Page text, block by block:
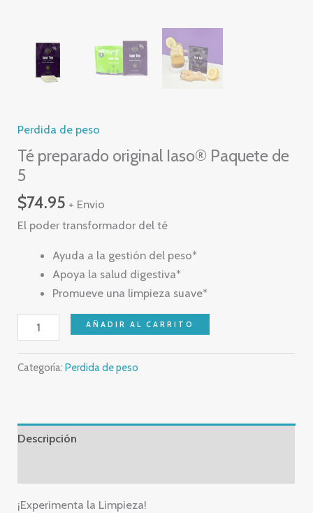
Perdida de peso
Té preparado original Iaso® Paquete de
5
$74.95 + Envio
El poder transformador del té
Ayuda a la gestión del peso*
Apoya la salud digestiva*
Promueve una limpieza suave*
AÑADIR AL CARRITO
Categoría:Perdida de peso
Descripción
¡Experimenta la Limpieza!